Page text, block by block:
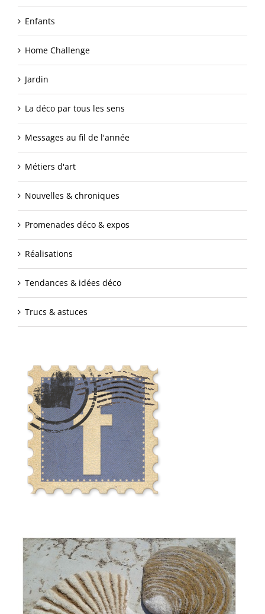
Enfants
Home Challenge
Jardin
La déco par tous les sens
Messages au fil de l'année
Métiers d'art
Nouvelles & chroniques
Promenades déco & expos
Réalisations
Tendances & idées déco
Trucs & astuces